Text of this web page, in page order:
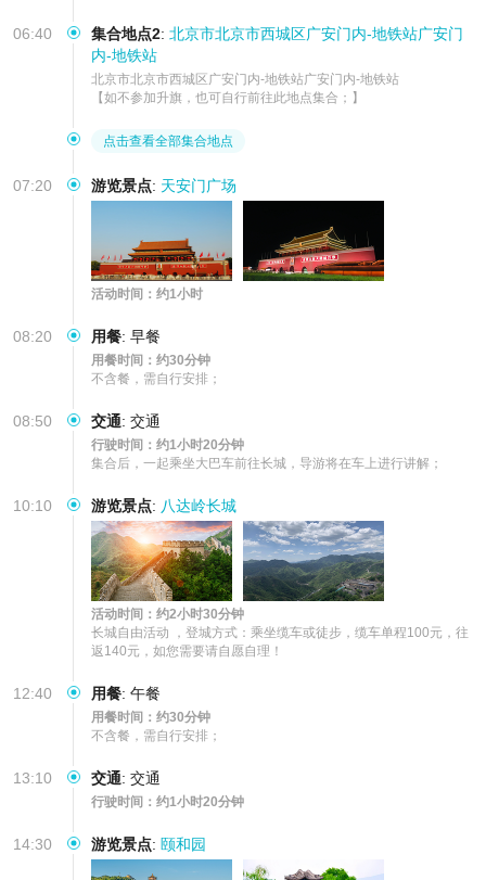
06:40 集合地点2: 北京市北京市西城区广安门内-地铁站广安门
内-地铁站
北京市北京市西城区广安门内-地铁站广安门内-地铁站
【如不参加升旗，也可自行前往此地点集合；】
点击查看全部集合地点
07:20 游览景点: 天安门广场
活动时间：约1小时
08:20 用餐: 早餐
用餐时间：约30分钟
不含餐，需自行安排；
08:50 交通: 交通
行驶时间：约1小时20分钟
集合后，一起乘坐大巴车前往长城，导游将在车上进行讲解；
10:10 游览景点: 八达岭长城
活动时间：约2小时30分钟
长城自由活动 ，登城方式：乘坐缆车或徒步，缆车单程100元，往
返140元，如您需要请自愿自理！
12:40 用餐: 午餐
用餐时间：约30分钟
不含餐，需自行安排；
13:10 交通: 交通
行驶时间：约1小时20分钟
14:30 游览景点: 颐和园